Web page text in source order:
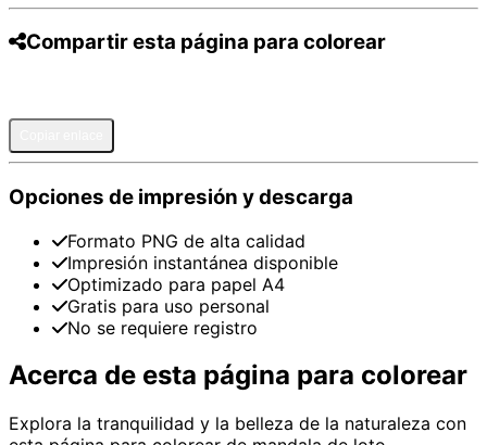
Compartir esta página para colorear
Opciones de impresión y descarga
Formato PNG de alta calidad
Impresión instantánea disponible
Optimizado para papel A4
Gratis para uso personal
No se requiere registro
Acerca de esta página para colorear
Explora la tranquilidad y la belleza de la naturaleza con